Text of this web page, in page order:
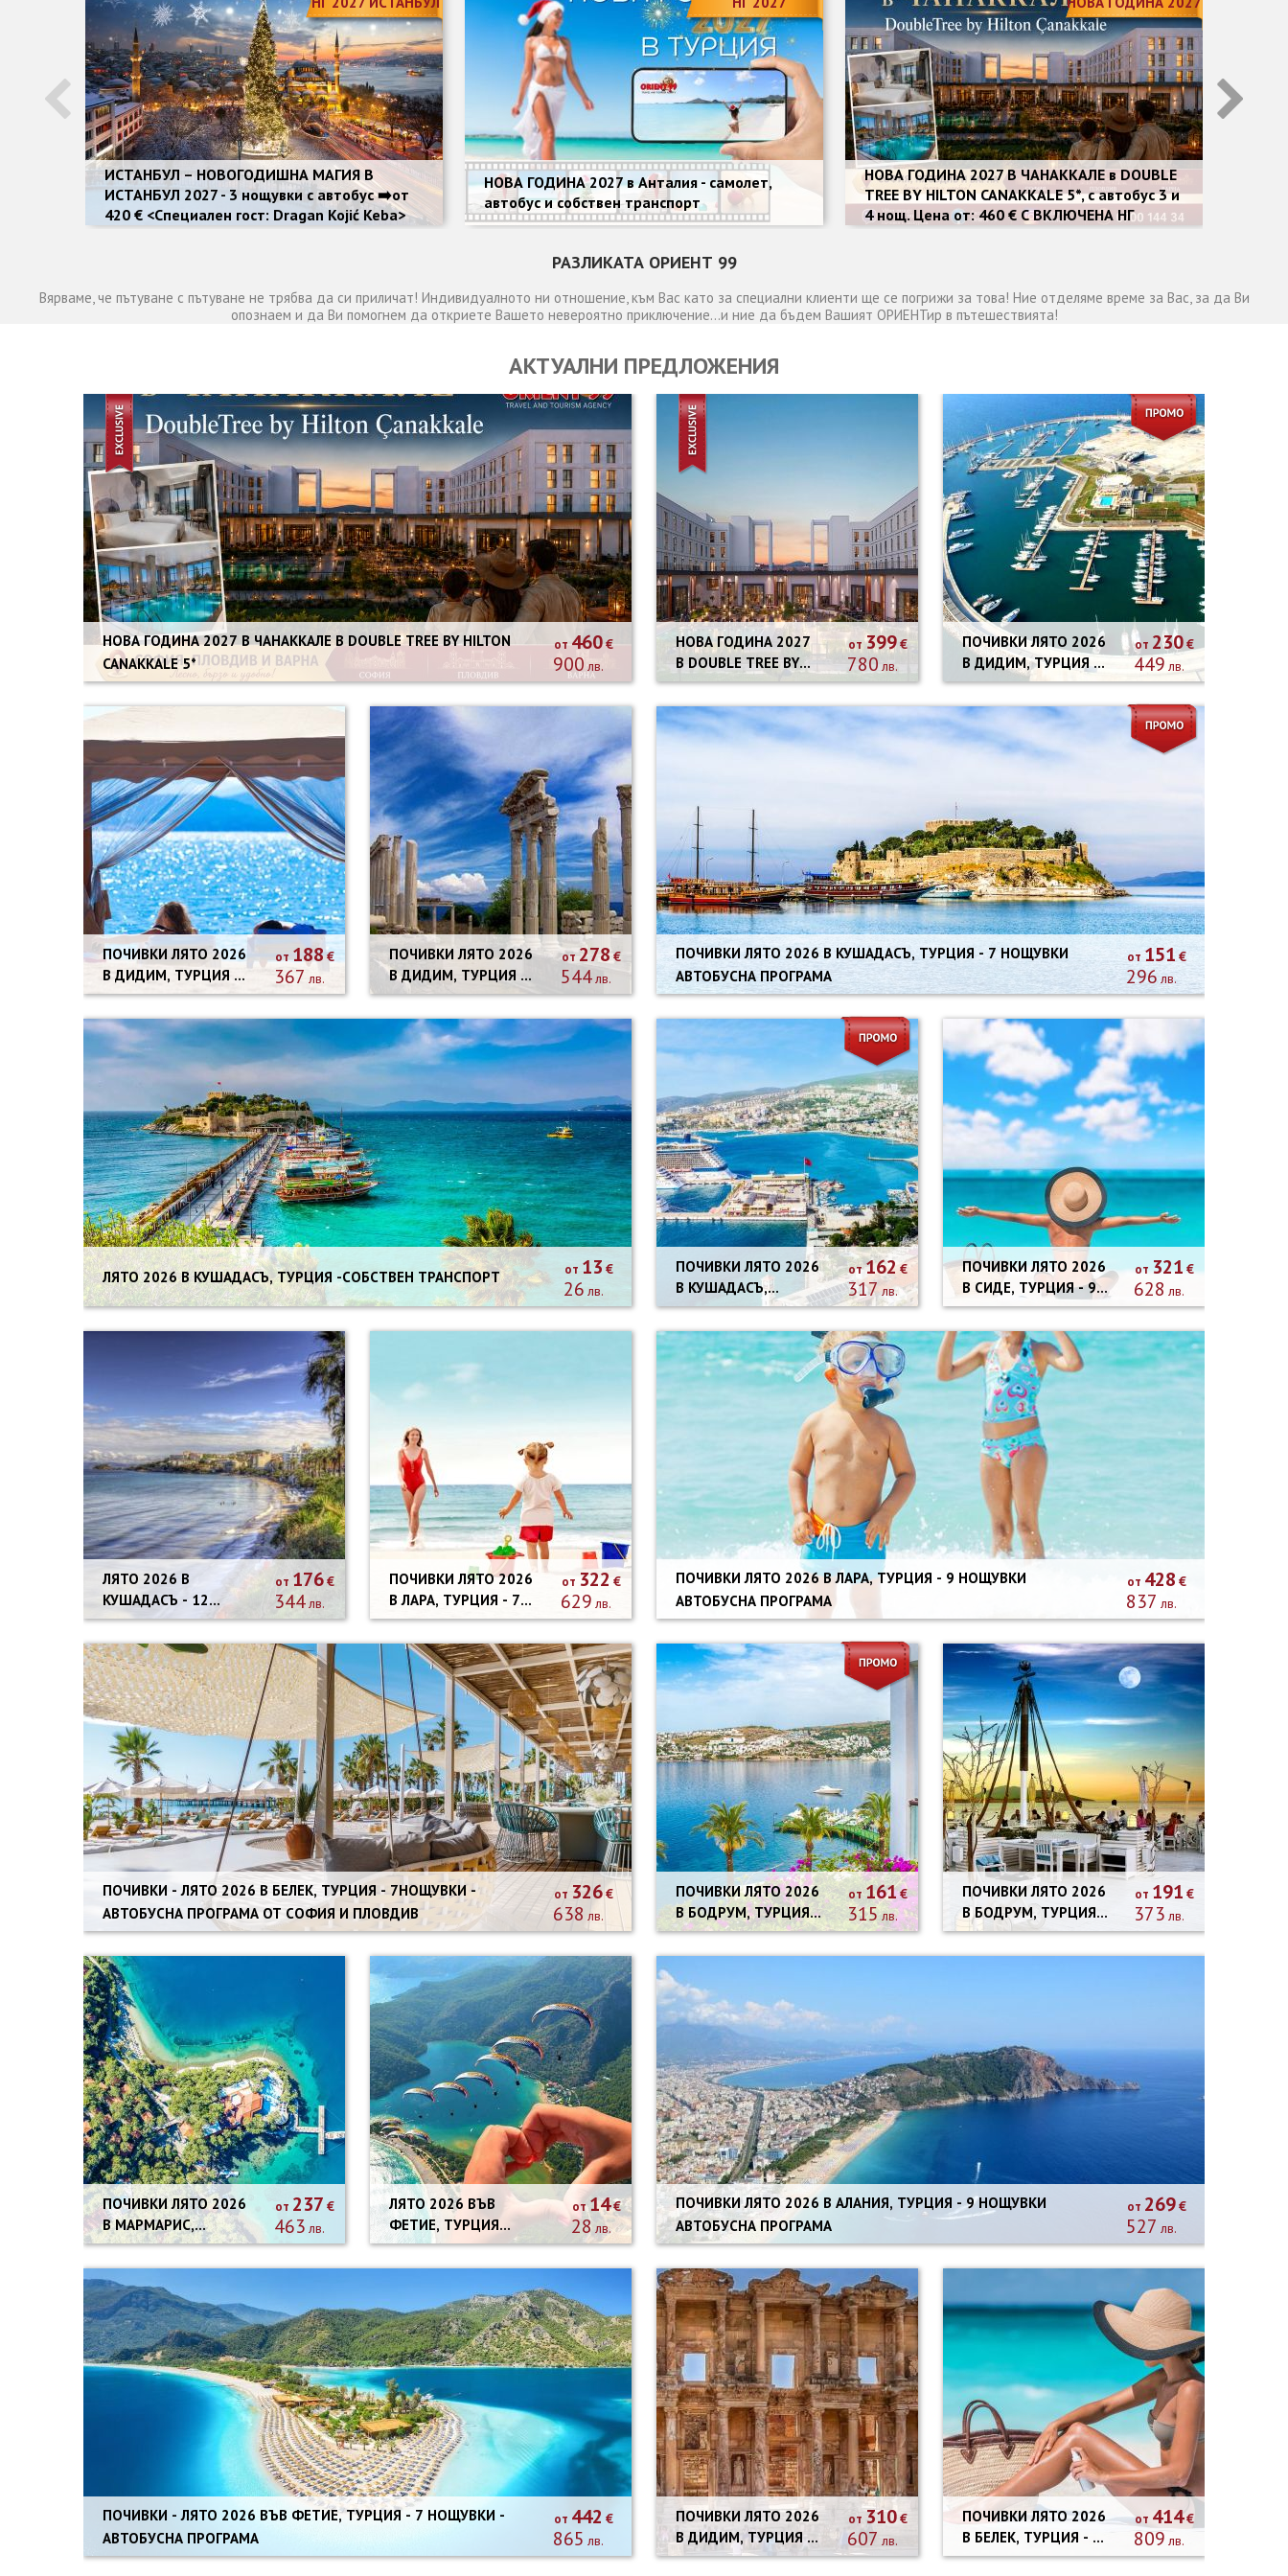
ИСТАНБУЛ – НОВОГОДИШНА МАГИЯ В
ИСТАНБУЛ 2027 - 3 нощувки с автобус ➡️от
420 € <Специален гост: Dragan Kojić Keba>
НОВА ГОДИНА 2027 в Анталия - самолет,
автобус и собствен транспорт
НОВА ГОДИНА 2027 В ЧАНАККАЛЕ в DOUBLE
TREE BY HILTON CANAKKALE 5*, с автобус 3 и
4 нощ. Цена от: 460 € С ВКЛЮЧЕНА НГ
РАЗЛИКАТА ОРИЕНТ 99
Вярваме, че пътуване с пътуване не трябва да си приличат! Индивидуалното ни отношение, към Вас като за специални клиенти ще се погрижи за това! Ние отделяме време за Вас, за да Ви
опознаем и да Ви помогнем да откриете Вашето невероятно приключение...и ние да бъдем Вашият ОРИЕНТир в пътешествията!
АКТУАЛНИ ПРЕДЛОЖЕНИЯ
НОВА ГОДИНА 2027 В ЧАНАККАЛЕ В DOUBLE TREE BY HILTON
CANAKKALE 5*
от460€
900 лв.
НОВА ГОДИНА 2027
В DOUBLE TREE BY
HILTON ЧАНАККАЛЕ-
СОБСТВЕН
ТРАНСПОРТ - 3
НОЩУВКИ
от399€
780 лв.
ПОЧИВКИ ЛЯТО 2026
В ДИДИМ, ТУРЦИЯ -
9 НОЩУВКИ
АВТОБУСНА
ПРОГРАМА
от 230€
449 лв.
ПОЧИВКИ ЛЯТО 2026
В ДИДИМ, ТУРЦИЯ -
5 НОЩУВКИ
АВТОБУСНА
ПРОГРАМА
от188 €
367 лв.
ПОЧИВКИ ЛЯТО 2026
В ДИДИМ, ТУРЦИЯ -
10 НОЩУВКИ
АВТОБУСНА
ПРОГРАМА
от278 €
544лв.
ПОЧИВКИ ЛЯТО 2026 В КУШАДАСЪ, ТУРЦИЯ - 7 НОЩУВКИ
АВТОБУСНА ПРОГРАМА
от 151 €
296лв.
ЛЯТО 2026 В КУШАДАСЪ, ТУРЦИЯ -СОБСТВЕН ТРАНСПОРТ от 13 €
26 лв.
ПОЧИВКИ ЛЯТО 2026
В КУШАДАСЪ,
ТУРЦИЯ - 10
НОЩУВКИ
АВТОБУСНА
ПРОГРАМА
от162€
317лв.
ПОЧИВКИ ЛЯТО 2026
В СИДЕ, ТУРЦИЯ - 9
НОЩУВКИ
АВТОБУСНА
ПРОГРАМА ОТ
СОФИЯ И ПЛОВДИВ
от321€
628 лв.
ЛЯТО 2026 В
КУШАДАСЪ - 12
НОЩУВКИ
от 176€
344лв.
ПОЧИВКИ ЛЯТО 2026
В ЛАРА, ТУРЦИЯ - 7
НОЩУВКИ
АВТОБУСНА
ПРОГРАМА ОТ
СОФИЯ И ПЛОВДИВ
от 322 €
629 лв.
ПОЧИВКИ ЛЯТО 2026 В ЛАРА, ТУРЦИЯ - 9 НОЩУВКИ
АВТОБУСНА ПРОГРАМА
от 428 €
837 лв.
ПОЧИВКИ - ЛЯТО 2026 В БЕЛЕК, ТУРЦИЯ - 7НОЩУВКИ -
АВТОБУСНА ПРОГРАМА ОТ СОФИЯ И ПЛОВДИВ
от 326€
638 лв.
ПОЧИВКИ ЛЯТО 2026
В БОДРУМ, ТУРЦИЯ -
7 НОЩУВКИ
АВТОБУСНА
ПРОГРАМА
от 161€
315лв.
ПОЧИВКИ ЛЯТО 2026
В БОДРУМ, ТУРЦИЯ -
9 НОЩУВКИ
АВТОБУСНА
от 191 €
373 лв.
ПОЧИВКИ ЛЯТО 2026
В МАРМАРИС,
ТУРЦИЯ - 7
НОЩУВКИ
АВТОБУСНА
ПРОГРАМА
от 237 €
463 лв.
ЛЯТО 2026 ВЪВ
ФЕТИЕ, ТУРЦИЯ
-СОБСТВЕН
ТРАНСПОРТ
от14€
28 лв.
ПОЧИВКИ ЛЯТО 2026 В АЛАНИЯ, ТУРЦИЯ - 9 НОЩУВКИ
АВТОБУСНА ПРОГРАМА
от 269€
527 лв.
ПОЧИВКИ - ЛЯТО 2026 ВЪВ ФЕТИЕ, ТУРЦИЯ - 7 НОЩУВКИ -
АВТОБУСНА ПРОГРАМА
от 442 €
865 лв.
ПОЧИВКИ ЛЯТО 2026
В ДИДИМ, ТУРЦИЯ -
12 НОЩУВКИ
от 310€
607 лв.
ПОЧИВКИ ЛЯТО 2026
В БЕЛЕК, ТУРЦИЯ - 9
НОЩУВКИ
от 414€
809 лв.